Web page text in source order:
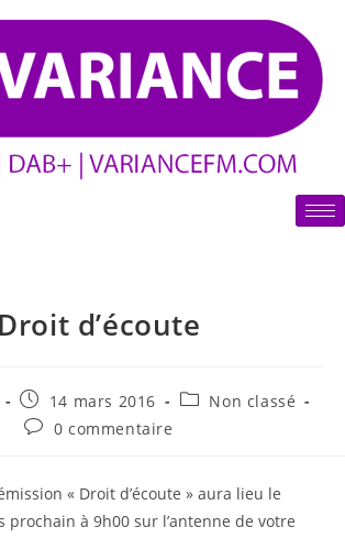
Droit d’écoute
14 mars 2016
Non classé
0 commentaire
« Droit d’écoute » aura lieu le
prochain à 9h00 sur l’antenne de votre